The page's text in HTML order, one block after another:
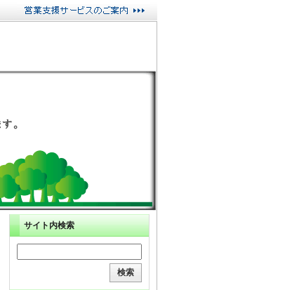
サイト内検索